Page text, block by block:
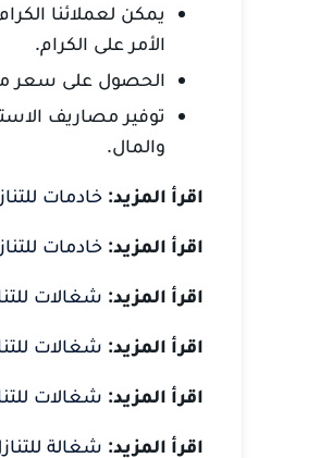
يمكن لعملائنا
الأمر على الكرام.
الحصول على سعر
توفير مصاريف
والمال.
اقرأ المزيد: خادمات
اقرأ المزيد: خادمات
اقرأ المزيد: شغالات
اقرأ المزيد: شغالات
اقرأ المزيد: شغالات
اقرأ المزيد: شغالة